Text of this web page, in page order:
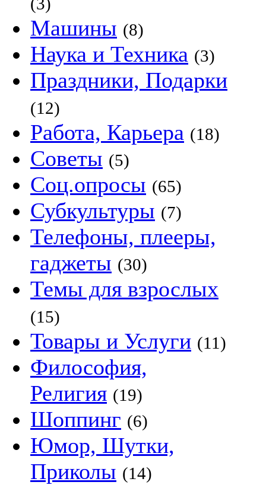
Машины (8)
Наука и Техника (3)
Праздники, Подарки
(12)
Работа, Карьера (18)
Советы (5)
Соц.опросы (65)
Субкультуры (7)
Телефоны, плееры,
гаджеты (30)
Темы для взрослых
(15)
Товары и Услуги (11)
Философия,
Религия (19)
Шоппинг (6)
Юмор, Шутки,
Приколы (14)